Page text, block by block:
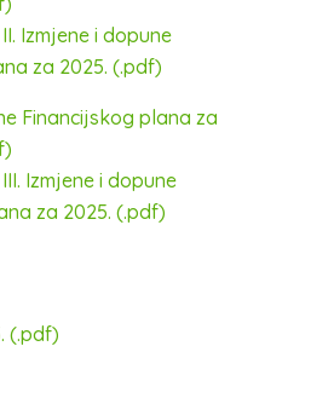
Izmjene i dopune
za 2025. (.pdf)
Financijskog plana za
Izmjene i dopune
za 2025. (.pdf)
(.pdf)